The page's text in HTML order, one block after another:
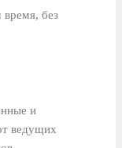
без
и
ведущих